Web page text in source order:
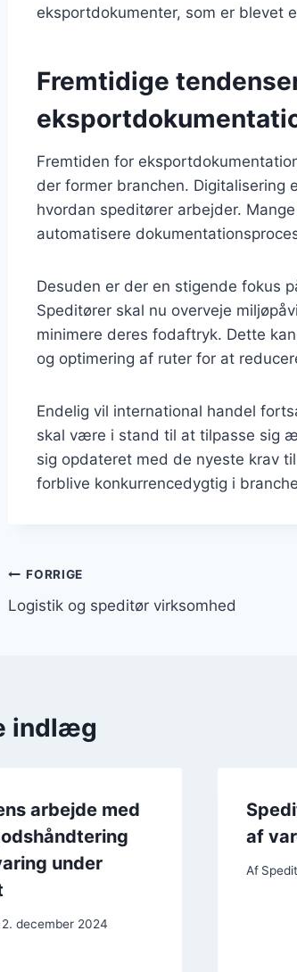
eksportdokumenter, som er blevet
Fremtidige
Fremtiden for
der former branchen. Digitalisering
hvordan speditører arbejder.
automatisere
Desuden er der en stigende fokus
Speditører skal nu overveje
minimere deres fodaftryk. Dette
og optimering af ruter for at
Endelig vil international handel
skal være i stand til at tilpasse sig
sig opdateret med de nyeste krav
forblive konkurrencedygtig i
Indlægsnavigation
FORRIGE
Logistik og speditør virksomhed
indlæg
arbejde med
under
2. december 2024
af
Af